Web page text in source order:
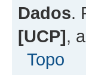
Dados.
[UCP],
Topo